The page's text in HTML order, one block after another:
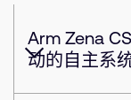
Arm Zena
动的自主系统